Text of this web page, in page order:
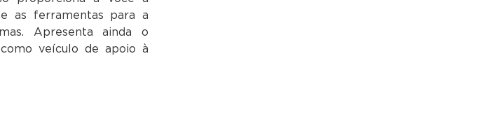
as ferramentas para a
Apresenta ainda o
veículo de apoio à